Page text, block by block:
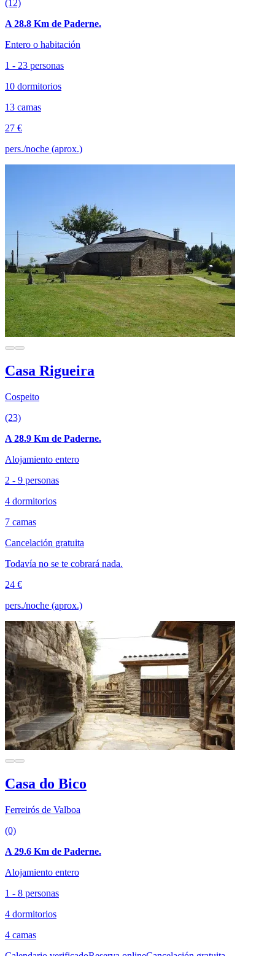
(12)
A 28.8 Km de Paderne.
Entero o habitación
1 - 23 personas
10 dormitorios
13 camas
27 €
pers./noche (aprox.)
Casa Rigueira
Cospeito
(23)
A 28.9 Km de Paderne.
Alojamiento entero
2 - 9 personas
4 dormitorios
7 camas
Cancelación gratuita
Todavía no se te cobrará nada.
24 €
pers./noche (aprox.)
Casa do Bico
Ferreirós de Valboa
(0)
A 29.6 Km de Paderne.
Alojamiento entero
1 - 8 personas
4 dormitorios
4 camas